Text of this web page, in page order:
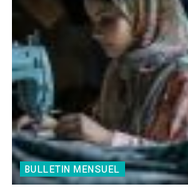
BULLETIN MENSUEL